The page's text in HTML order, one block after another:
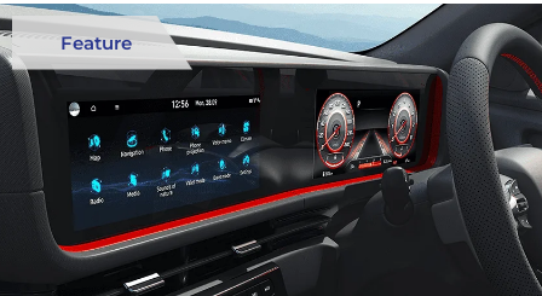
Feature